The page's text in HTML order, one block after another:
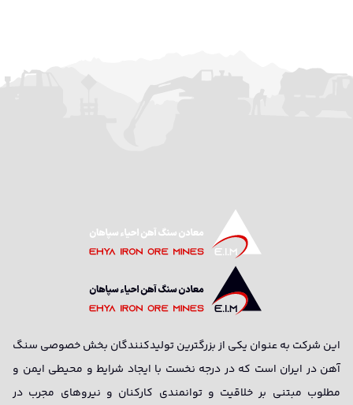
این شرکت به عنوان یکی از بزرگترین تولیدکنندگان بخش خصوصی سنگ
آهن در ایران است که در درجه نخست با ایجاد شرایط و محیطی ایمن و
مطلوب مبتنی بر خلاقیت و توانمندی کارکنان و نیروهای مجرب در